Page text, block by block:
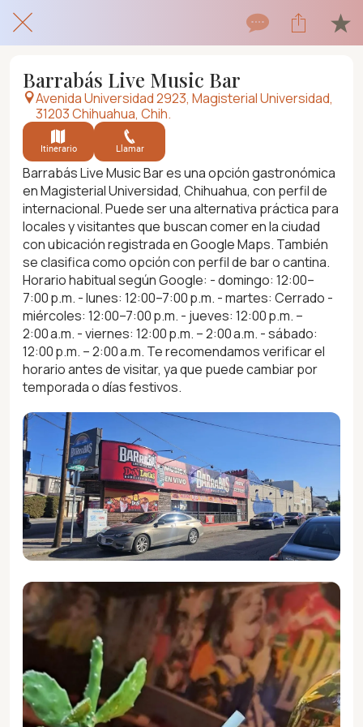
Barrabás Live Music Bar
Avenida Universidad 2923, Magisterial Universidad,
31203 Chihuahua, Chih.
Itinerario Llamar
Barrabás Live Music Bar es una opción gastronómica
en Magisterial Universidad, Chihuahua, con perfil de
internacional. Puede ser una alternativa práctica para
locales y visitantes que buscan comer en la ciudad
con ubicación registrada en Google Maps. También
se clasifica como opción con perfil de bar o cantina.
Horario habitual según Google: - domingo: 12:00–
7:00 p.m. - lunes: 12:00–7:00 p.m. - martes: Cerrado -
miércoles: 12:00–7:00 p.m. - jueves: 12:00 p.m. –
2:00 a.m. - viernes: 12:00 p.m. – 2:00 a.m. - sábado:
12:00 p.m. – 2:00 a.m. Te recomendamos verificar el
horario antes de visitar, ya que puede cambiar por
temporada o días festivos.